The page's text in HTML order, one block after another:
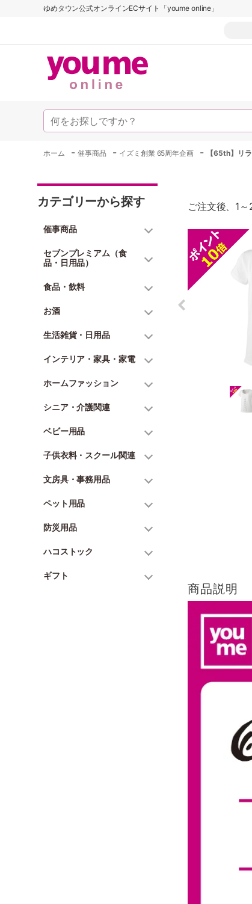
ゆめタウン公式オンラインECサイト「youme online」
ホーム -催事商品 - イズミ創業 65周年企画 - 【65th】リ
カテゴリーから探す
催事商品
セブンプレミアム（食
品・日用品）
食品・飲料
お酒
生活雑貨・日用品
インテリア・家具・家電
ホームファッション
シニア・介護関連
ベビー用品
子供衣料・スクール関連
文房具・事務用品
ペット用品
防災用品
ハコストック
ギフト
ご注文後、1
商品説明